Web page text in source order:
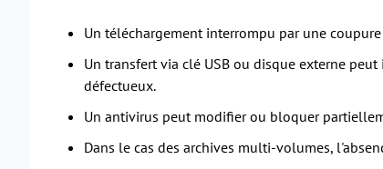
Un téléchargement interrompu par une
Un transfert via clé USB ou disque externe
défectueux.
Un antivirus peut modifier ou bloquer
Dans le cas des archives multi-volumes,